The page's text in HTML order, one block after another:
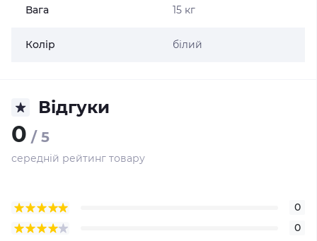
Вага 15 кг
Колір білий
Відгуки
0 / 5
середній рейтинг товару
0
0